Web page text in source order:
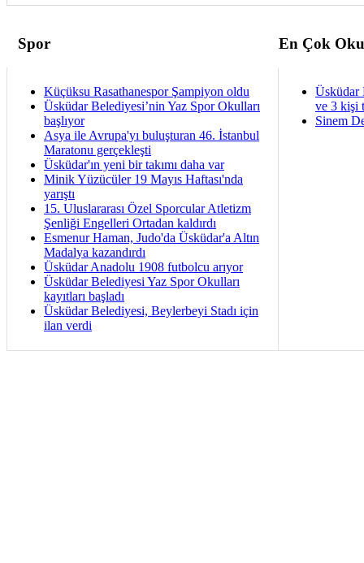
Spor En Çok
Küçüksu Rasathanespor Şampiyon oldu
Üsküdar Belediyesi’nin Yaz Spor Okulları
başlıyor
Asya ile Avrupa'yı buluşturan 46. İstanbul
Maratonu gerçekleşti
Üsküdar'ın yeni bir takımı daha var
Minik Yüzücüler 19 Mayıs Haftası'nda
yarıştı
15. Uluslararası Özel Sporcular Atletizm
Şenliği Engelleri Ortadan kaldırdı
Esmenur Haman, Judo'da Üsküdar'a Altın
Madalya kazandırdı
Üsküdar Anadolu 1908 futbolcu arıyor
Üsküdar Belediyesi Yaz Spor Okulları
kayıtları başladı
Üsküdar Belediyesi, Beylerbeyi Stadı için
ilan verdi
Üsküdar
ve 3 kişi
Sinem